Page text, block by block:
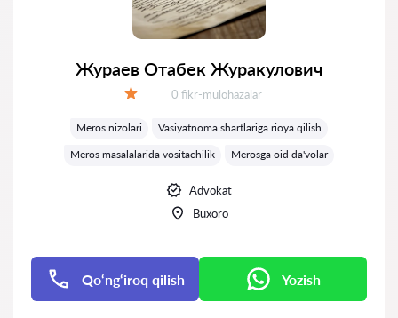
Жураев Отабек Журакулович
Fikrlar:
0 fikr-mulohazalar
Meros nizolari
Vasiyatnoma shartlariga rioya qilish
Meros masalalarida vositachilik
Merosga oid da'volar
Advokat
Buxoro
Qo‘ng‘iroq qilish Yozish